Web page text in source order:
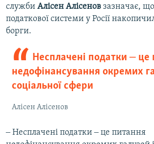
служби Алісен Алісенов зазначає,
податкової системи у Росії
борги.
Несплачені податки ‒ це
недофінансування окремих
соціальної сфери
Алісен Алісенов
‒ Несплачені податки ‒ це питання